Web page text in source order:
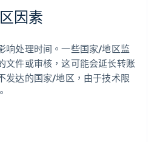
因素
响处理时间。一些国家/地区监
文件或审核，这可能会延长转账
发达的国家/地区，由于技术限